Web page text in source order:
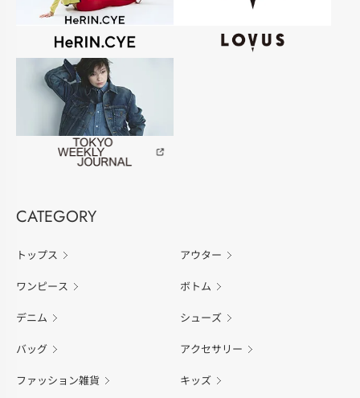
CATEGORY
トップス アウター
ワンピース ボトム
デニム シューズ
バッグ アクセサリー
ファッション雑貨 キッズ